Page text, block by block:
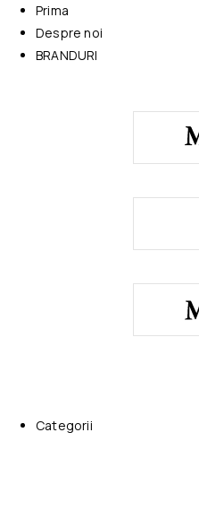
Prima
Despre noi
BRANDURI
Categorii